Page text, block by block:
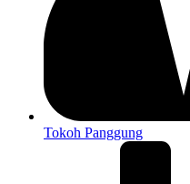
Tokoh Panggung